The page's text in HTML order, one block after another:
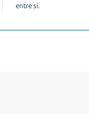
entre si.